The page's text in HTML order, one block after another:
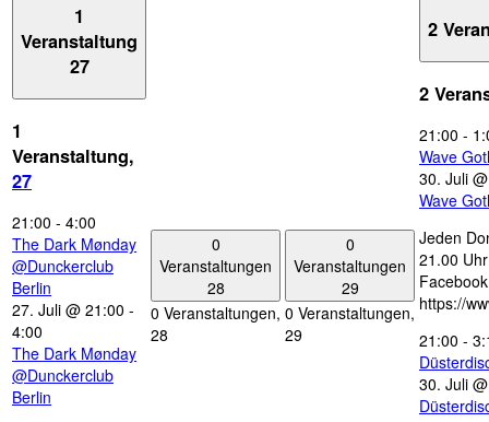
1
Veranstaltung
27
1
Veranstaltung,
27
21:00 - 4:00
The Dark Mønday
@Dunckerclub
Berlin
27. Juli @ 21:00 -
4:00
The Dark Mønday
@Dunckerclub
Berlin
0
Veranstaltungen
28
0 Veranstaltungen,
28
0
Veranstaltungen
29
0 Veranstaltungen,
29
2
2
21:00 -
Wave
30. Juli
Wave
Jeden
21.00
https://
21:00 -
30. Juli